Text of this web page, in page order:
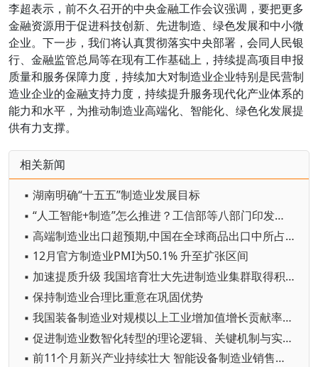
李超表示，前不久召开的中央金融工作会议强调，要把更多
金融资源用于促进科技创新、先进制造、绿色发展和中小微
企业。下一步，我们将认真贯彻落实中央部署，会同人民银
行、金融监管总局等在现有工作基础上，持续提高项目申报
质量和服务保障力度，持续加大对制造业企业特别是民营制
造业企业的金融支持力度，持续提升服务现代化产业体系的
能力和水平，为推动制造业高端化、智能化、绿色化发展提
供有力支撑。
相关新闻
▪ 湖南明确“十五五”制造业发展目标
▪ “人工智能+制造”怎么推进？工信部等八部门印发专项行动实施意见
▪ 高端制造业出口超预期,中国在全球商品出口中所占份额有望持续增加
▪ 12月官方制造业PMI为50.1% 升至扩张区间
▪ 加速提质升级 我国培育壮大先进制造业集群取得积极进展
▪ 保持制造业合理比重意在巩固优势
▪ 我国装备制造业对规模以上工业增加值增长贡献率达59.4%
▪ 促进制造业数智化转型的理论逻辑、关键机制与实践路径
▪ 前11个月新兴产业持续壮大 智能设备制造业销售收入同比增长28.2%